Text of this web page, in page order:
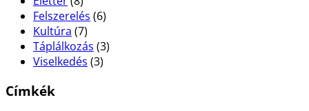
Felszerelés (6)
Kultúra (7)
Táplálkozás (3)
Viselkedés (3)
Címkék